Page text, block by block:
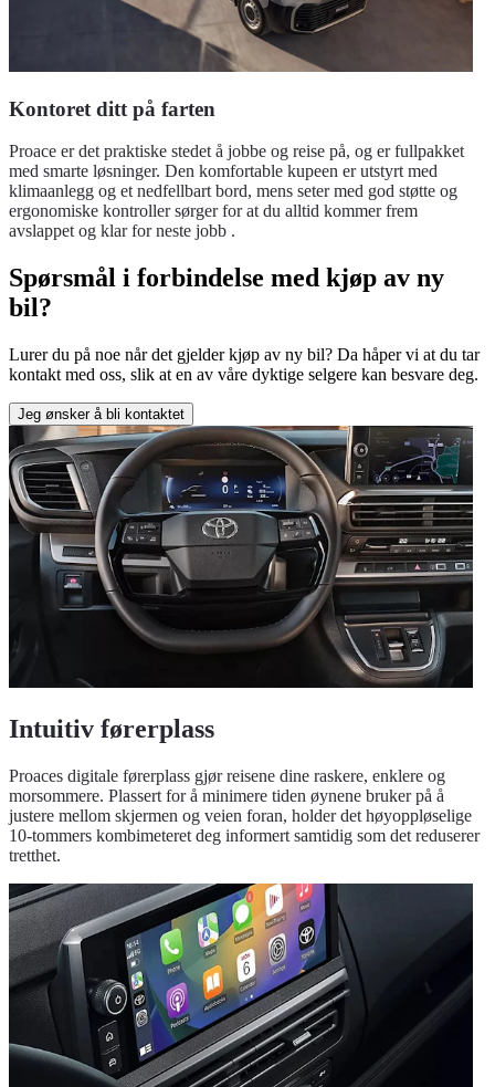
Kontoret ditt på farten
Proace er det praktiske stedet å jobbe og reise på, og er fullpakket
med smarte løsninger. Den komfortable kupeen er utstyrt med
klimaanlegg og et nedfellbart bord, mens seter med god støtte og
ergonomiske kontroller sørger for at du alltid kommer frem
avslappet og klar for neste jobb .
Spørsmål i forbindelse med kjøp av ny
bil?
Lurer du på noe når det gjelder kjøp av ny bil? Da håper vi at du tar
kontakt med oss, slik at en av våre dyktige selgere kan besvare deg.
Jeg ønsker å bli kontaktet
Intuitiv førerplass
Proaces digitale førerplass gjør reisene dine raskere, enklere og
morsommere. Plassert for å minimere tiden øynene bruker på å
justere mellom skjermen og veien foran, holder det høyoppløselige
10-tommers kombimeteret deg informert samtidig som det reduserer
tretthet.